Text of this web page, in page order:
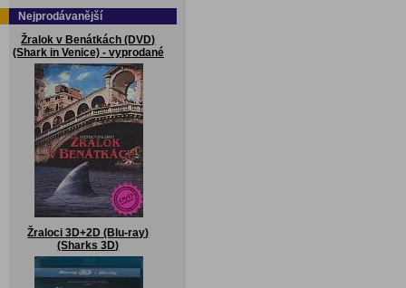
Nejprodávanější
Žralok v Benátkách (DVD)
(Shark in Venice) - vyprodané
Žraloci 3D+2D (Blu-ray)
(Sharks 3D)